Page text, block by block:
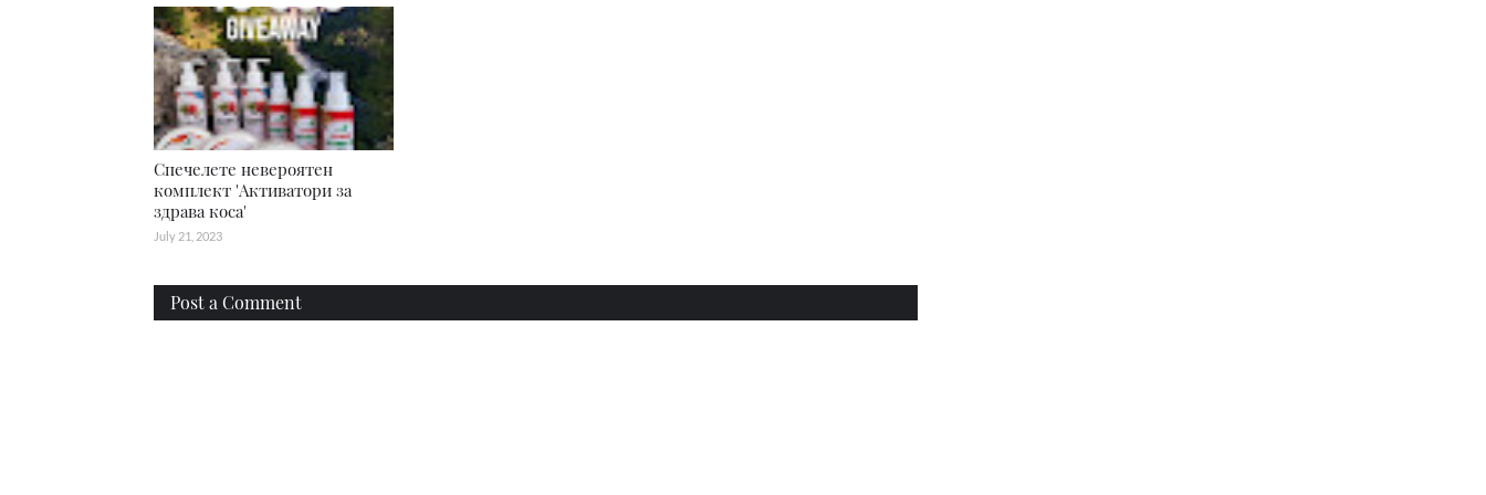
Спечелете невероятен
комплект 'Активатори за
здрава коса'
July 21, 2023
Post a Comment